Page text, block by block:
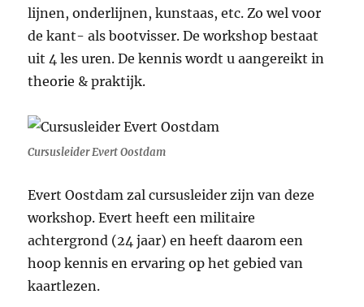
lijnen, onderlijnen, kunstaas, etc. Zo wel voor
de kant- als bootvisser. De workshop bestaat
uit 4 les uren. De kennis wordt u aangereikt in
theorie & praktijk.
Cursusleider Evert Oostdam
Evert Oostdam zal cursusleider zijn van deze
workshop. Evert heeft een militaire
achtergrond (24 jaar) en heeft daarom een
hoop kennis en ervaring op het gebied van
kaartlezen.